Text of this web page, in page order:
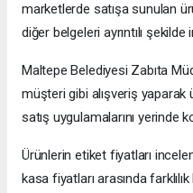
marketlerde satışa sunulan
diğer belgeleri ayrıntılı şekilde
Maltepe Belediyesi Zabıta
müşteri gibi alışveriş yaparak
satış uygulamalarını yerinde
Ürünlerin etiket fiyatları
kasa fiyatları arasında